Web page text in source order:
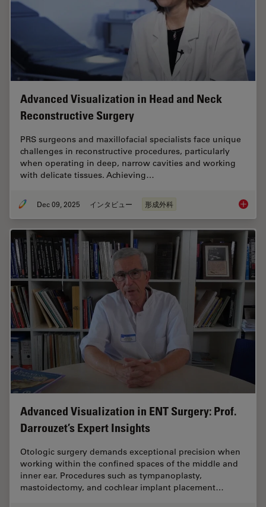
Advanced Visualization in Head and Neck
Reconstructive Surgery
PRS surgeons and maxillofacial specialists face unique
challenges in reconstructive procedures, particularly
when operating in deep, narrow cavities and working
with delicate tissues. Achieving…
Dec 09, 2025 インタビュー 形成外科
Advanced Visualization in ENT Surgery: Prof.
Darrouzet’s Expert Insights
Otologic surgery demands exceptional precision when
working within the confined spaces of the middle and
inner ear. Procedures such as tympanoplasty,
mastoidectomy, and cochlear implant placement…